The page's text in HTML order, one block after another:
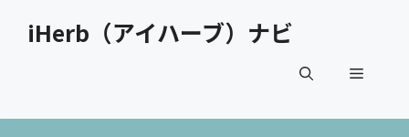
へ
iHerb（アイハーブ）ナビ
メ